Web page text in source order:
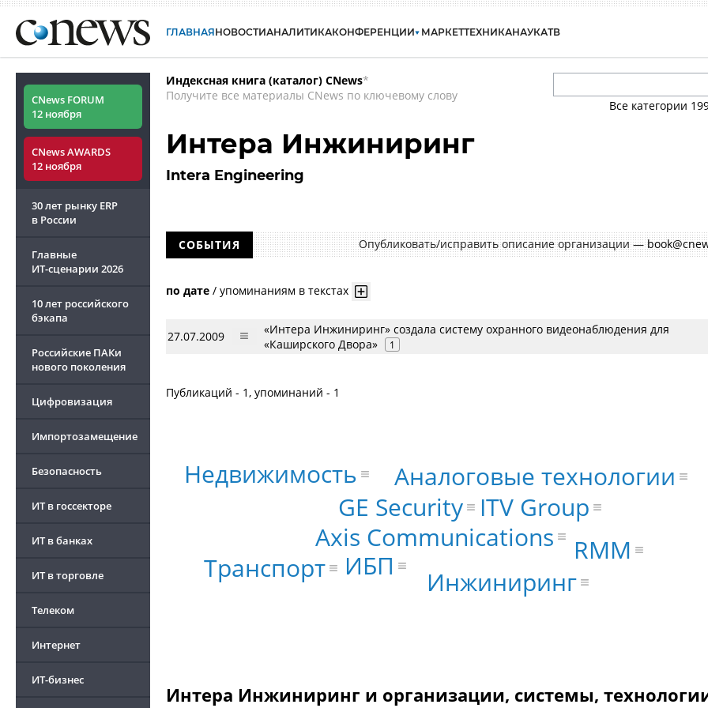
ГЛАВНАЯНОВОСТИАНАЛИТИКАКОНФЕРЕНЦИИ МАРКЕТТЕХНИКАНАУКАТВ
CNews FORUM
12 ноября
CNews AWARDS
12 ноября
30 лет рынку ERP
в России
Главные
ИТ-сценарии 2026
10 лет российского
бэкапа
Российские ПАКи
нового поколения
Цифровизация
Импортозамещение
Безопасность
ИТ в госсекторе
ИТ в банках
ИТ в торговле
Телеком
Интернет
ИТ-бизнес
Индексная книга (каталог) CNews*
Получите все материалы CNews по ключевому слову
Все категории
Интера Инжиниринг
Intera Engineering
СОБЫТИЯ Опубликовать/исправить описание организации —
по дате / упоминаниям в текстах
27.07.2009
«Интера Инжиниринг» создала систему охранного видеонаблюдения для
«Каширского Двора»
1
Публикаций - 1, упоминаний - 1
Axis Communications
ITV Group
GE Security
ИБП
Инжиниринг
Аналоговые технологии
RMM
Недвижимость
Транспорт
Интера Инжиниринг и организации, системы,